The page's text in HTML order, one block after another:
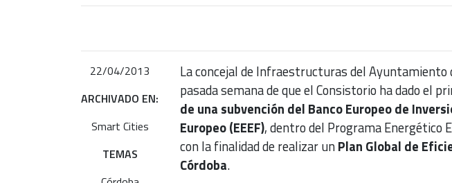
22/04/2013
ARCHIVADO EN:
Smart Cities
TEMAS
La concejal de Infraestructuras del Ayuntamiento
pasada semana de que el Consistorio ha dado el
de una subvención del Banco Europeo de
Europeo (EEEF), dentro del Programa Energético
con la finalidad de realizar unPlan Global de
Córdoba.